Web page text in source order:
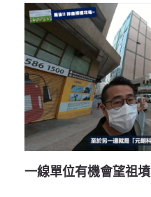
一線單位有機會望祖墳